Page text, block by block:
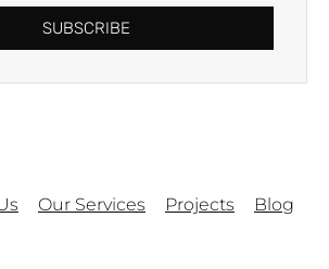
SUBSCRIBE
Our Services Projects Blog